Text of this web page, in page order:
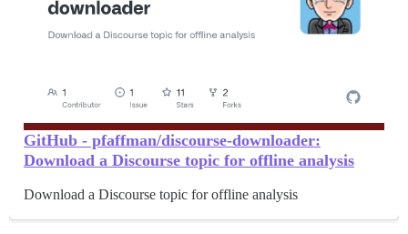
GitHub - pfaffman/discourse-downloader:
Download a Discourse topic for offline analysis
Download a Discourse topic for offline analysis